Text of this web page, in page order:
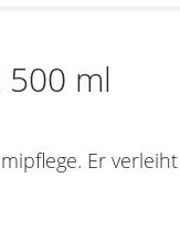
500 ml
Er